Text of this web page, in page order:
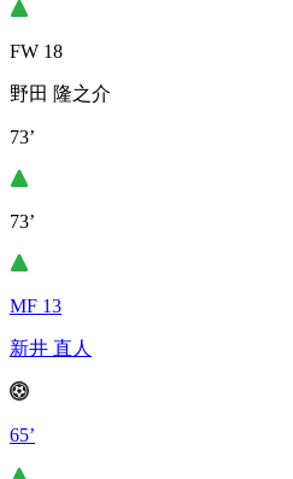
FW 18
野田 隆之介
73’
73’
MF 13
新井 直人
65’